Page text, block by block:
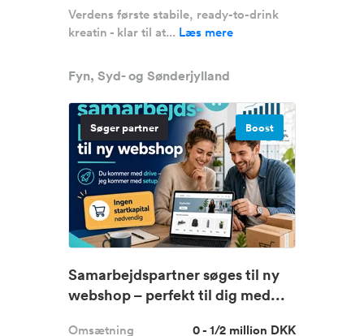
Verdens første stabile, ready-to-drink
kreatin - klar til at... Læs mere
Fyn, Syd- og Sønderjylland
Søger partner Boost
Samarbejdspartner søges til ny
webshop – perfekt til dig med...
Omsætning
0 - 1/2 million DKK